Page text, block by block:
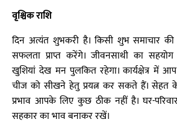
वृश्चिक राशि
दिन अत्यंत शुभकरी है। किसी शुभ समाचार की
सफलता प्राप्त करेंगे। जीवनसाथी का सहयोग
खुशियां देख मन पुलकित रहेगा। कार्यक्षेत्र में
चीज को सीखने हेतु प्रयत्न कर सकते हैं। सेहत
प्रभाव आपके लिए कुछ ठीक नहीं है। घर-
सहकार का भाव बनाकर रखें।